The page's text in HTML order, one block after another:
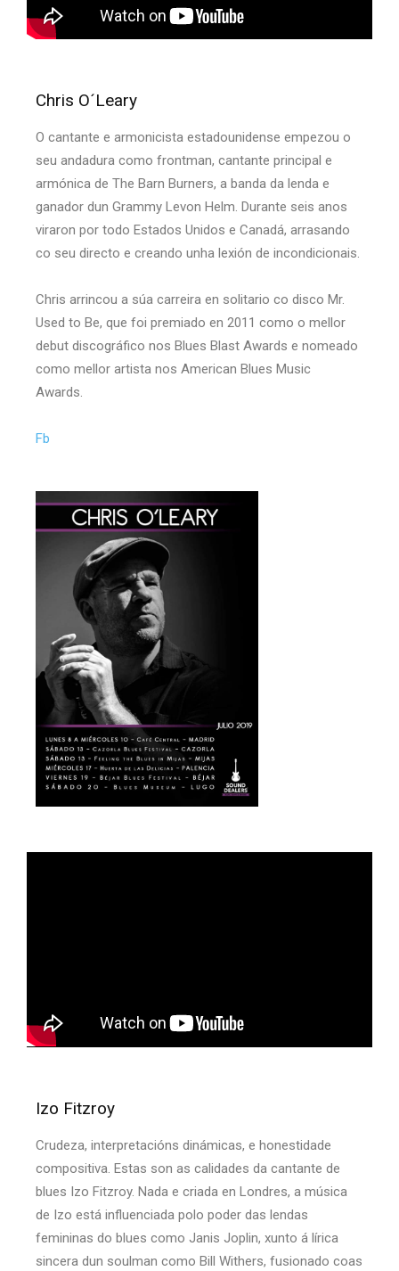
Chris O´Leary
O cantante e armonicista estadounidense empezou o
seu andadura como frontman, cantante principal e
armónica de The Barn Burners, a banda da lenda e
ganador dun Grammy Levon Helm. Durante seis anos
viraron por todo Estados Unidos e Canadá, arrasando
co seu directo e creando unha lexión de incondicionais.
Chris arrincou a súa carreira en solitario co disco Mr.
Used to Be, que foi premiado en 2011 como o mellor
debut discográfico nos Blues Blast Awards e nomeado
como mellor artista nos American Blues Music
Awards.
Fb
Izo Fitzroy
Crudeza, interpretacións dinámicas, e honestidade
compositiva. Estas son as calidades da cantante de
blues Izo Fitzroy. Nada e criada en Londres, a música
de Izo está influenciada polo poder das lendas
femininas do blues como Janis Joplin, xunto á lírica
sincera dun soulman como Bill Withers, fusionado coas